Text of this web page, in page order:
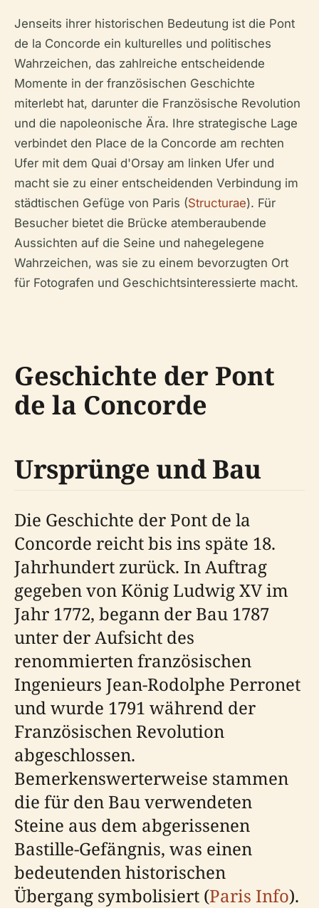
Jenseits ihrer historischen Bedeutung ist die Pont
de la Concorde ein kulturelles und politisches
Wahrzeichen, das zahlreiche entscheidende
Momente in der französischen Geschichte
miterlebt hat, darunter die Französische Revolution
und die napoleonische Ära. Ihre strategische Lage
verbindet den Place de la Concorde am rechten
Ufer mit dem Quai d'Orsay am linken Ufer und
macht sie zu einer entscheidenden Verbindung im
städtischen Gefüge von Paris (Structurae). Für
Besucher bietet die Brücke atemberaubende
Aussichten auf die Seine und nahegelegene
Wahrzeichen, was sie zu einem bevorzugten Ort
für Fotografen und Geschichtsinteressierte macht.
Geschichte der Pont
de la Concorde
Ursprünge und Bau
Die Geschichte der Pont de la
Concorde reicht bis ins späte 18.
Jahrhundert zurück. In Auftrag
gegeben von König Ludwig XV im
Jahr 1772, begann der Bau 1787
unter der Aufsicht des
renommierten französischen
Ingenieurs Jean-Rodolphe Perronet
und wurde 1791 während der
Französischen Revolution
abgeschlossen.
Bemerkenswerterweise stammen
die für den Bau verwendeten
Steine aus dem abgerissenen
Bastille-Gefängnis, was einen
bedeutenden historischen
Übergang symbolisiert (Paris Info).